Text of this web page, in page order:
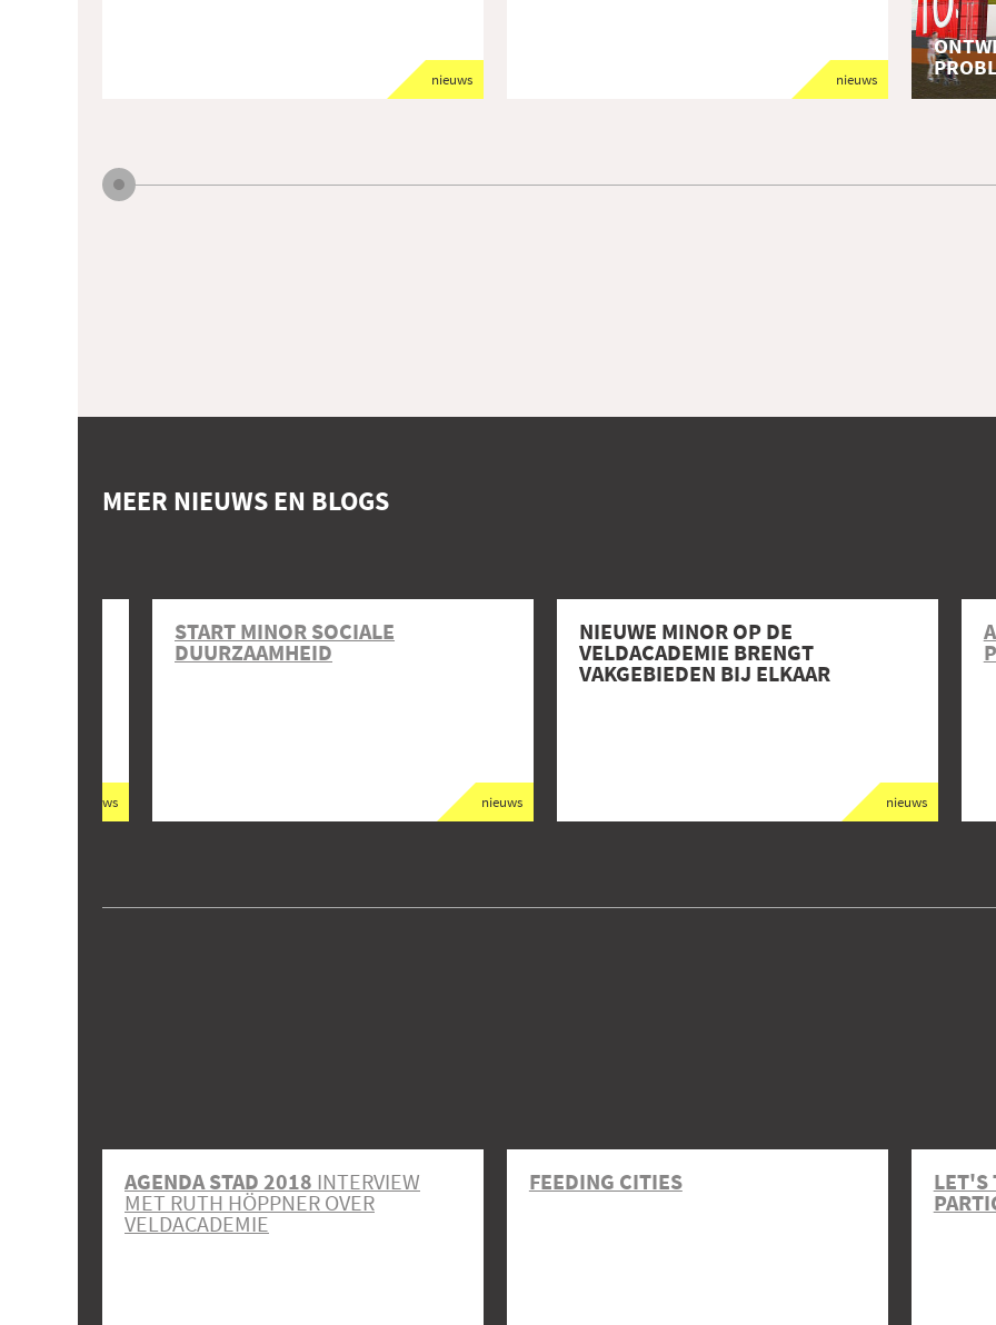
nieuws nieuws
MEER NIEUWS EN BLOGS
nieuws nieuws
START MINOR SOCIALE
DUURZAAMHEID
nieuws
NIEUWE MINOR OP DE
VELDACADEMIE BRENGT
VAKGEBIEDEN BIJ ELKAAR
AGENDA STAD 2018 INTERVIEW
MET RUTH HÖPPNER OVER
VELDACADEMIE
FEEDING CITIES LET'S